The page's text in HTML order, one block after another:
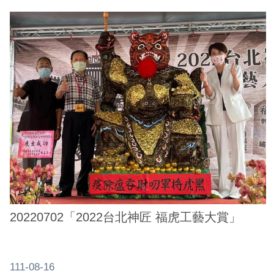
20220702「2022台北神匠 福虎工藝大賞」
111-08-16